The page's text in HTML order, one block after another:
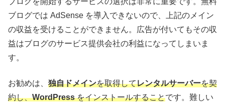
ブログでは AdSense を導入できないので、上記のメイン
の収益を受けることができません。広告が付いてもその収
益はブログのサービス提供会社の利益になってしまいま
す。
お勧めは、 独自ドメインを取得してレンタルサーバーを契
約し、WordPressをインストールすることです。難しい